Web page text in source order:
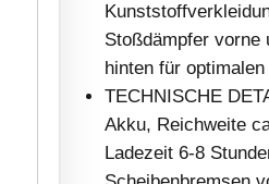
Stoßdämpfer vorne
hinten für
TECHNISCHE
Akku, Reichweite
Ladezeit 6-8